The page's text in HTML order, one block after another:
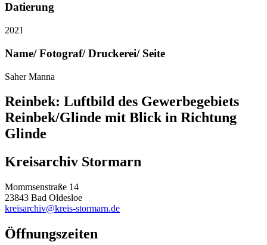
Datierung
2021
Name/ Fotograf/ Druckerei/ Seite
Saher Manna
Reinbek: Luftbild des Gewerbegebiets
Reinbek/Glinde mit Blick in Richtung
Glinde
Kreisarchiv Stormarn
Mommsenstraße 14
23843 Bad Oldesloe
kreisarchiv@kreis-stormarn.de
Öffnungszeiten